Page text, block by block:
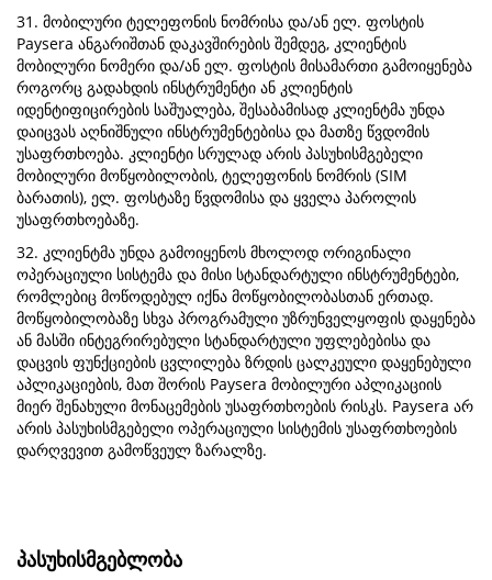
31. მობილური ტელეფონის ნომრისა და/ან ელ. ფოსტის
Paysera ანგარიშთან დაკავშირების შემდეგ, კლიენტის
მობილური ნომერი და/ან ელ. ფოსტის მისამართი გამოიყენება
როგორც გადახდის ინსტრუმენტი ან კლიენტის
იდენტიფიცირების საშუალება, შესაბამისად კლიენტმა უნდა
დაიცვას აღნიშნული ინსტრუმენტებისა და მათზე წვდომის
უსაფრთხოება. კლიენტი სრულად არის პასუხისმგებელი
მობილური მოწყობილობის, ტელეფონის ნომრის (SIM
ბარათის), ელ. ფოსტაზე წვდომისა და ყველა პაროლის
უსაფრთხოებაზე.
32. კლიენტმა უნდა გამოიყენოს მხოლოდ ორიგინალი
ოპერაციული სისტემა და მისი სტანდარტული ინსტრუმენტები,
რომლებიც მოწოდებულ იქნა მოწყობილობასთან ერთად.
მოწყობილობაზე სხვა პროგრამული უზრუნველყოფის დაყენება
ან მასში ინტეგრირებული სტანდარტული უფლებებისა და
დაცვის ფუნქციების ცვლილება ზრდის ცალკეული დაყენებული
აპლიკაციების, მათ შორის Paysera მობილური აპლიკაციის
მიერ შენახული მონაცემების უსაფრთხოების რისკს. Paysera არ
არის პასუხისმგებელი ოპერაციული სისტემის უსაფრთხოების
დარღვევით გამოწვეულ ზარალზე.
პასუხისმგებლობა